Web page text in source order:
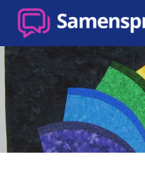
Skip
content
SAMENSPRAAK